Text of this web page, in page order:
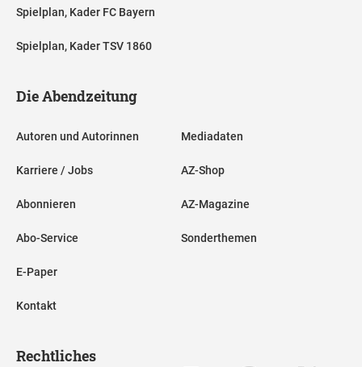
Spielplan, Kader FC Bayern
Spielplan, Kader TSV 1860
Die Abendzeitung
Autoren und Autorinnen
Karriere / Jobs
Abonnieren
Abo-Service
E-Paper
Kontakt
Mediadaten
AZ-Shop
AZ-Magazine
Sonderthemen
Rechtliches